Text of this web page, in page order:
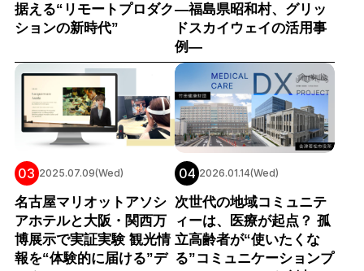
据える“リモートプロダク
ションの新時代”
―福島県昭和村、グリッ
ドスカイウェイの活用事
例―
03 2025.07.09(Wed)
名古屋マリオットアソシ
アホテルと大阪・関西万
博展示で実証実験 観光情
報を“体験的に届ける”デ
04 2026.01.14(Wed)
次世代の地域コミュニテ
ィーは、医療が起点？ 孤
立高齢者が“使いたくな
る”コミュニケーションプ